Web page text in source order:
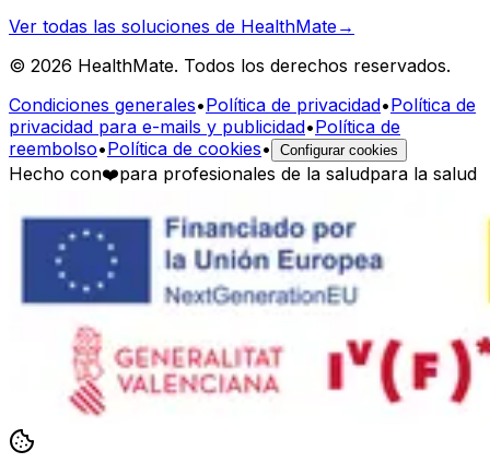
Ver todas las soluciones de HealthMate→
© 2026 HealthMate. Todos los derechos reservados.
Condiciones generales•Política de privacidad•Política de
privacidad para e-mails y publicidad•Política de
reembolso•Política de cookies• Configurar cookies
Hecho con❤️para profesionales de la saludpara la salud